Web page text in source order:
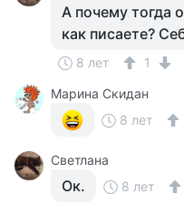
А почему тогда
как писаете?
8 лет
1
Марина Скидан
8 лет
Светлана
Ок. 8 лет